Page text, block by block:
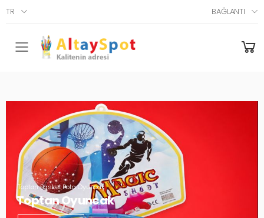
TR BAĞLANTI
Menü
Toptan Basket Pota Oyuncak
Toptan Oyuncak